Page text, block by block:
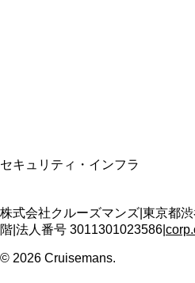
セキュリティ・インフラ
株式会社クルーズマンズ 東京都
階 法人番号 3011301023586
© 2026 Cruisemans.